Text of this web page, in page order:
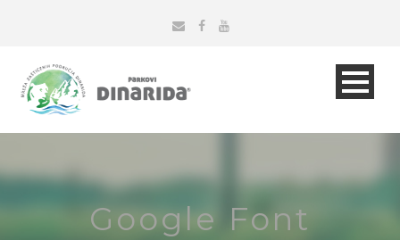
Google Font